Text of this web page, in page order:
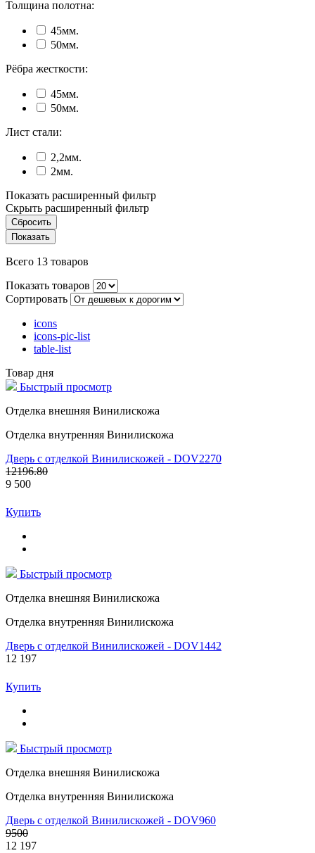
Толщина полотна:
45мм.
50мм.
Рёбра жесткости:
45мм.
50мм.
Лист стали:
2,2мм.
2мм.
Показать расширенный фильтр
Скрыть расширенный фильтр
Всего 13 товаров
Показать товаров
Сортировать
icons
icons-pic-list
table-list
Товар дня
Быстрый просмотр
Отделка внешняя Винилискожа
Отделка внутренняя Винилискожа
Дверь с отделкой Винилискожей - DOV2270
12196.80
9 500
Купить
Быстрый просмотр
Отделка внешняя Винилискожа
Отделка внутренняя Винилискожа
Дверь с отделкой Винилискожей - DOV1442
12 197
Купить
Быстрый просмотр
Отделка внешняя Винилискожа
Отделка внутренняя Винилискожа
Дверь с отделкой Винилискожей - DOV960
9500
12 197